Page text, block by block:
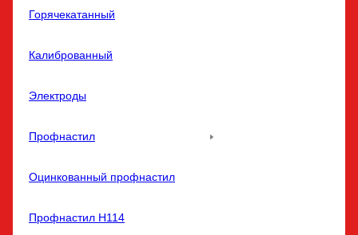
Горячекатанный
Калиброванный
Электроды
Профнастил
Оцинкованный профнастил
Профнастил Н114